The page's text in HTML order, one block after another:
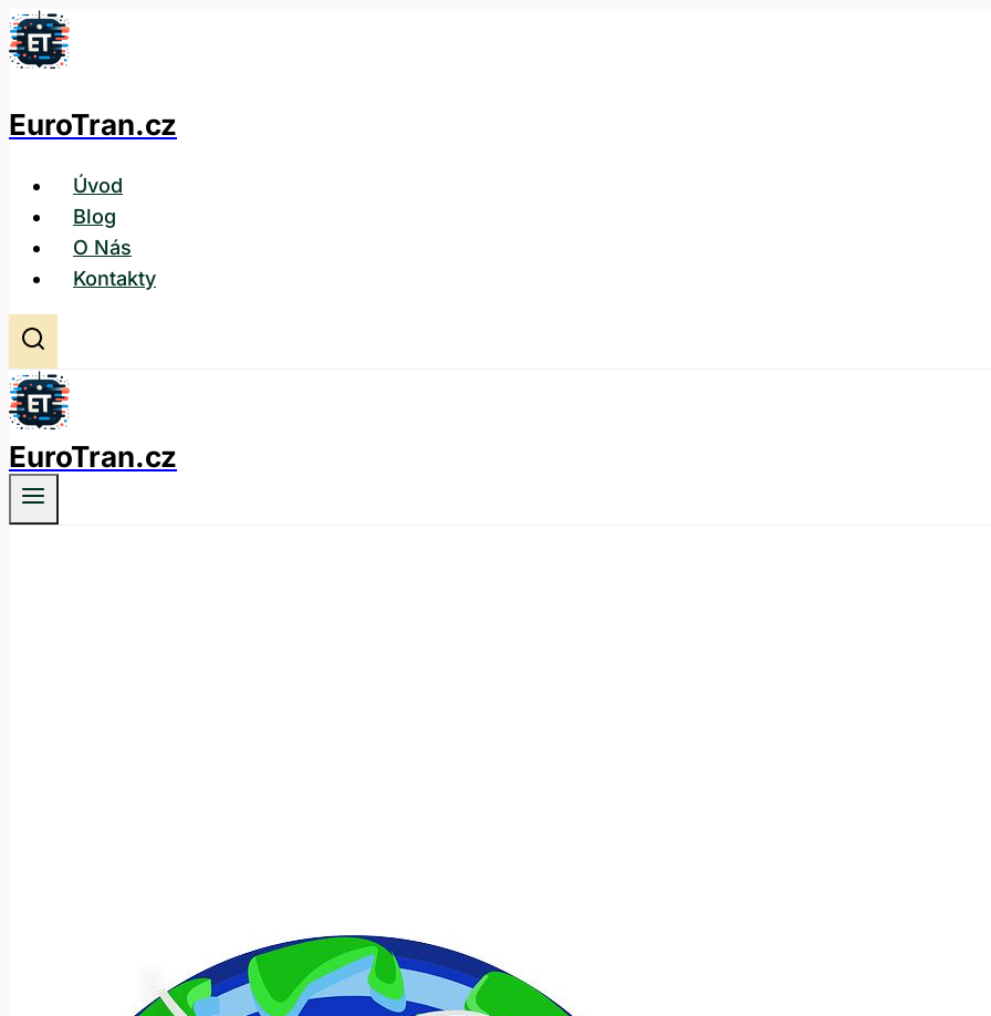
Přeskočit
na
EuroTran.cz
Úvod
Blog
O Nás
Kontakty
EuroTran.cz